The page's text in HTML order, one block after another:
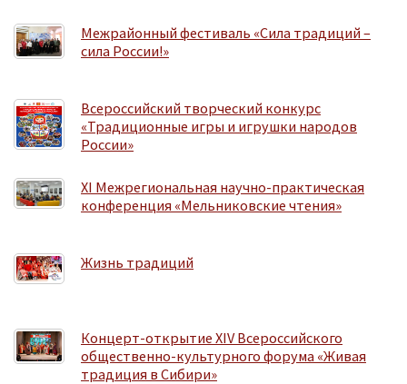
Межрайонный фестиваль «Сила традиций –
сила России!»
Всероссийский творческий конкурс
«Традиционные игры и игрушки народов
России»
XI Межрегиональная научно-практическая
конференция «Мельниковские чтения»
Жизнь традиций
Концерт-открытие XIV Всероссийского
общественно-культурного форума «Живая
традиция в Сибири»